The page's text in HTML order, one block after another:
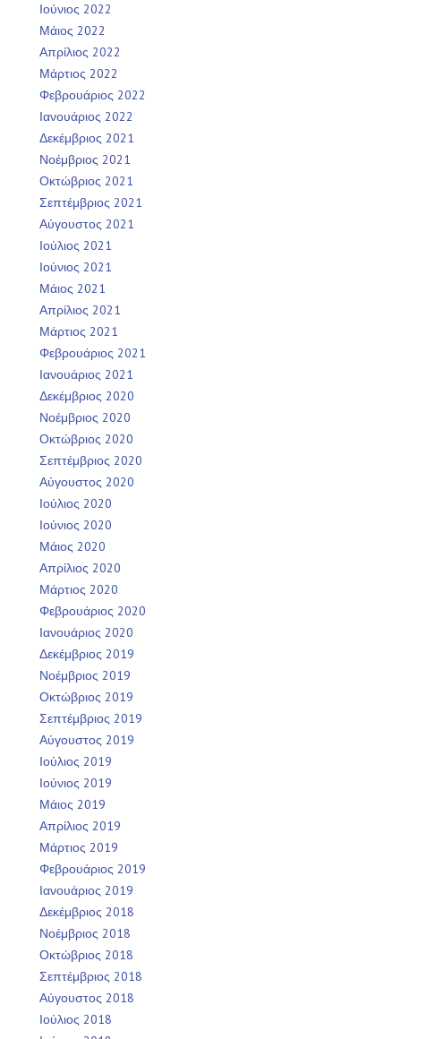
Ιούνιος 2022
Μάιος 2022
Απρίλιος 2022
Μάρτιος 2022
Φεβρουάριος 2022
Ιανουάριος 2022
Δεκέμβριος 2021
Νοέμβριος 2021
Οκτώβριος 2021
Σεπτέμβριος 2021
Αύγουστος 2021
Ιούλιος 2021
Ιούνιος 2021
Μάιος 2021
Απρίλιος 2021
Μάρτιος 2021
Φεβρουάριος 2021
Ιανουάριος 2021
Δεκέμβριος 2020
Νοέμβριος 2020
Οκτώβριος 2020
Σεπτέμβριος 2020
Αύγουστος 2020
Ιούλιος 2020
Ιούνιος 2020
Μάιος 2020
Απρίλιος 2020
Μάρτιος 2020
Φεβρουάριος 2020
Ιανουάριος 2020
Δεκέμβριος 2019
Νοέμβριος 2019
Οκτώβριος 2019
Σεπτέμβριος 2019
Αύγουστος 2019
Ιούλιος 2019
Ιούνιος 2019
Μάιος 2019
Απρίλιος 2019
Μάρτιος 2019
Φεβρουάριος 2019
Ιανουάριος 2019
Δεκέμβριος 2018
Νοέμβριος 2018
Οκτώβριος 2018
Σεπτέμβριος 2018
Αύγουστος 2018
Ιούλιος 2018